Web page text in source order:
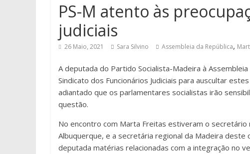
PS-M atento às
judiciais
26 Maio, 2021 Sara Silvino Assembleia da República,
A deputada do Partido Socialista-Madeira à
Sindicato dos Funcionários Judiciais para auscultar
adiantado que os parlamentares socialistas irão
questão.
No encontro com Marta Freitas estiveram o secretário
Albuquerque, e a secretária regional da Madeira deste
deputada matérias relacionadas com a integração no